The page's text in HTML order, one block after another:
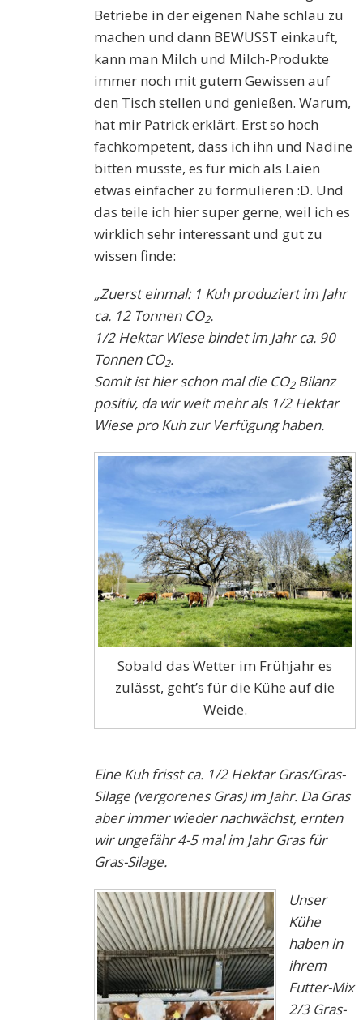
Betriebe in der eigenen Nähe schlau zu
machen und dann BEWUSST einkauft,
kann man Milch und Milch-Produkte
immer noch mit gutem Gewissen auf
den Tisch stellen und genießen. Warum,
hat mir Patrick erklärt. Erst so hoch
fachkompetent, dass ich ihn und Nadine
bitten musste, es für mich als Laien
etwas einfacher zu formulieren :D. Und
das teile ich hier super gerne, weil ich es
wirklich sehr interessant und gut zu
wissen finde:
„Zuerst einmal: 1 Kuh produziert im Jahr
ca. 12 Tonnen CO2.
1/2 Hektar Wiese bindet im Jahr ca. 90
Tonnen CO2.
Somit ist hier schon mal die CO2Bilanz
positiv, da wir weit mehr als 1/2 Hektar
Wiese pro Kuh zur Verfügung haben.
Sobald das Wetter im Frühjahr es
zulässt, geht’s für die Kühe auf die
Weide.
Eine Kuh frisst ca. 1/2 Hektar Gras/Gras-
Silage (vergorenes Gras) im Jahr. Da Gras
aber immer wieder nachwächst, ernten
wir ungefähr 4-5 mal im Jahr Gras für
Gras-Silage.
Unser
Kühe
haben in
ihrem
Futter-Mix
2/3 Gras-